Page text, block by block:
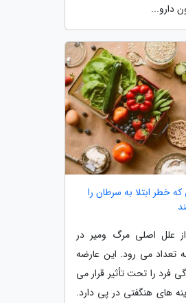
دارو...
که خطر ابتلا به سرطان را
علل اصلی مرگ ومیر در
تعداد می رود. این عارضه
فرد را تحت تأثیر قرار می
های هنگفتی در پی دارد.